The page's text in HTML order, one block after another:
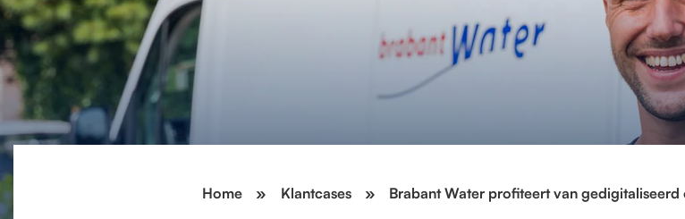
Home » Klantcases » Brabant Water profiteert van gedigitaliseerd